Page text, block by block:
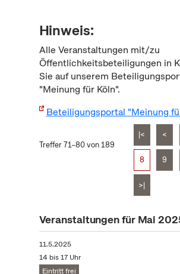
Hinweis:
Alle Veranstaltungen mit/zu
Öffentlichkeitsbeteiligungen in
Sie auf unserem
"Meinung für Köln".
Beteiligungsportal "Meinung
Treffer 71–80 von 189
|< <
8 9
>|
Veranstaltungen für Mai
11.5.2025
14 bis 17 Uhr
Eintritt frei